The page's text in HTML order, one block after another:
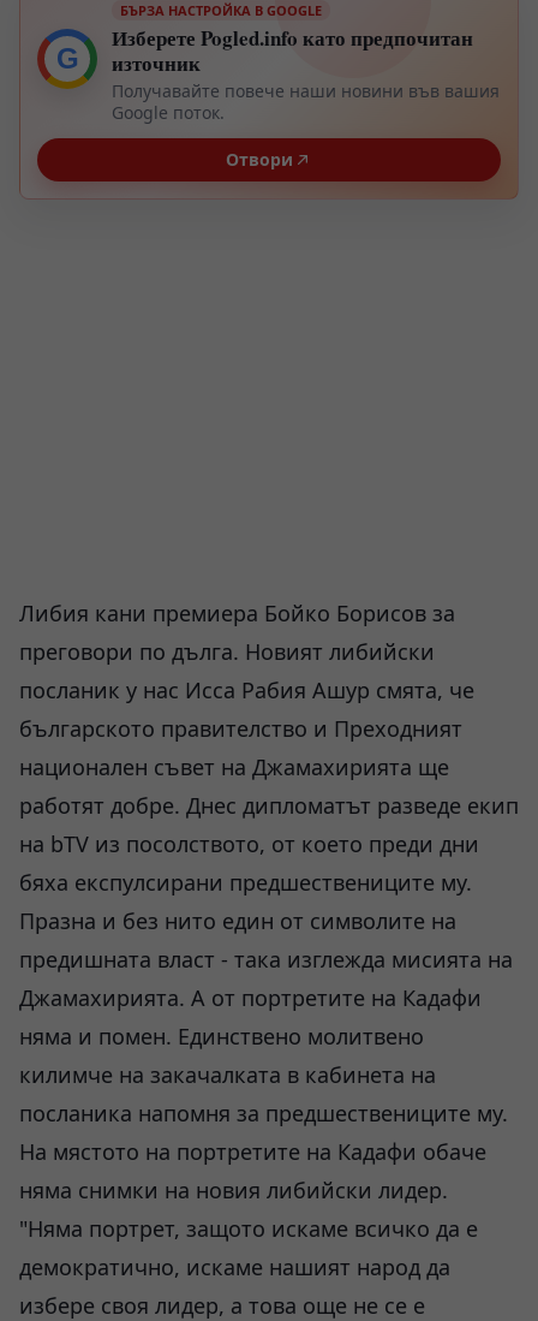
G
БЪРЗА НАСТРОЙКА В GOOGLE
Изберете Pogled.info като предпочитан
източник
Получавайте повече наши новини във вашия
Google поток.
Отвори
Либия кани премиера Бойко Борисов за
преговори по дълга. Новият либийски
посланик у нас Исса Рабия Ашур смята, че
българското правителство и Преходният
национален съвет на Джамахирията ще
работят добре. Днес дипломатът разведе екип
на bTV из посолството, от което преди дни
бяха експулсирани предшествениците му.
Празна и без нито един от символите на
предишната власт - така изглежда мисията на
Джамахирията. А от портретите на Кадафи
няма и помен. Единствено молитвено
килимче на закачалката в кабинета на
посланика напомня за предшествениците му.
На мястото на портретите на Кадафи обаче
няма снимки на новия либийски лидер.
"Няма портрет, защото искаме всичко да е
демократично, искаме нашият народ да
избере своя лидер, а това още не се е